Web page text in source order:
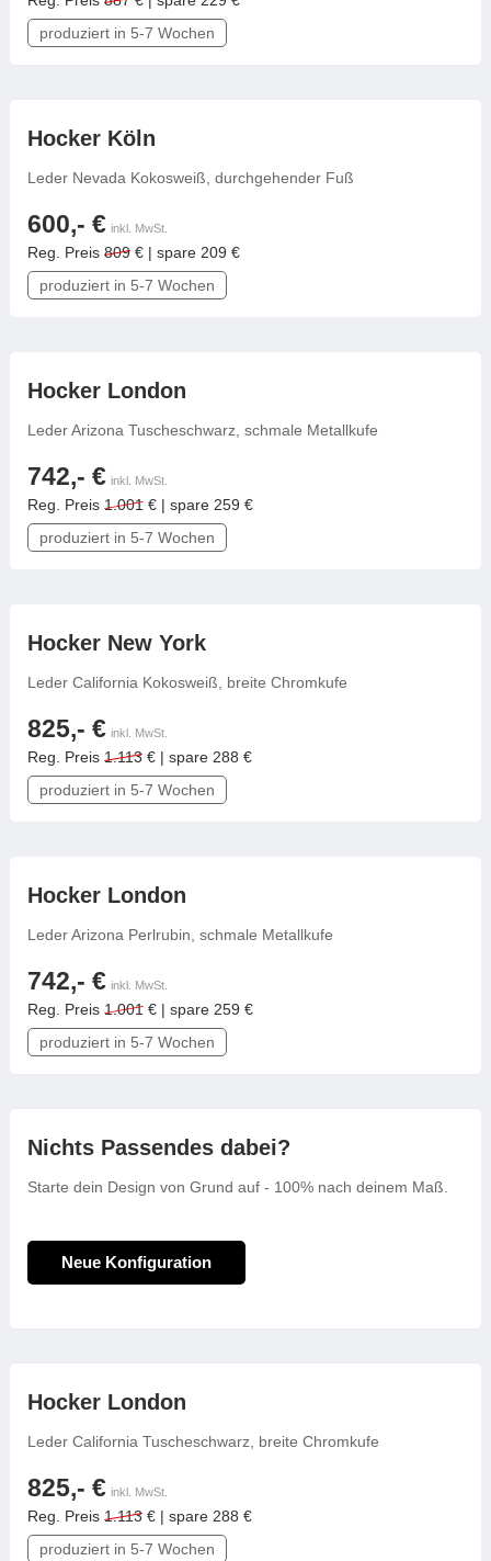
produziert in 5-7 Wochen
Hocker Köln
Leder Nevada Kokosweiß, durchgehender Fuß
600,- € inkl. MwSt.
Reg. Preis 809 € | spare 209 €
produziert in 5-7 Wochen
Hocker London
Leder Arizona Tuscheschwarz, schmale Metallkufe
742,- € inkl. MwSt.
Reg. Preis 1.001 € | spare 259 €
produziert in 5-7 Wochen
Hocker New York
Leder California Kokosweiß, breite Chromkufe
825,- € inkl. MwSt.
Reg. Preis 1.113 € | spare 288 €
produziert in 5-7 Wochen
Hocker London
Leder Arizona Perlrubin, schmale Metallkufe
742,- € inkl. MwSt.
Reg. Preis 1.001 € | spare 259 €
produziert in 5-7 Wochen
Nichts Passendes dabei?
Starte dein Design von Grund auf - 100% nach deinem Maß.
Neue Konfiguration
Hocker London
Leder California Tuscheschwarz, breite Chromkufe
825,- € inkl. MwSt.
Reg. Preis 1.113 € | spare 288 €
produziert in 5-7 Wochen